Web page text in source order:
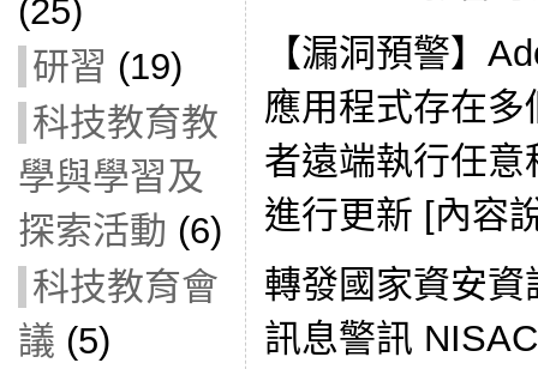
(25)
研習 (19)
科技教育教
學與學習及
探索活動 (6)
科技教育會
議 (5)
【漏洞預警】
應用程式存在
者遠端執行任
進行更新 [內容
轉發國家資安
訊息警訊